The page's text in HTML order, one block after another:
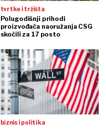
tvrtke i tržišta
Polugodišnji prihodi
proizvođača naoružanja CSG
skočili za 17 posto
biznis i politika